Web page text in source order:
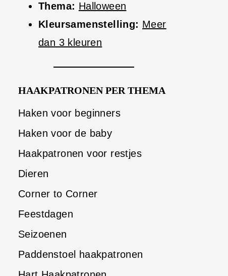
Thema: Halloween
Kleursamenstelling: Meer
dan 3 kleuren
HAAKPATRONEN PER THEMA
Haken voor beginners
Haken voor de baby
Haakpatronen voor restjes
Dieren
Corner to Corner
Feestdagen
Seizoenen
Paddenstoel haakpatronen